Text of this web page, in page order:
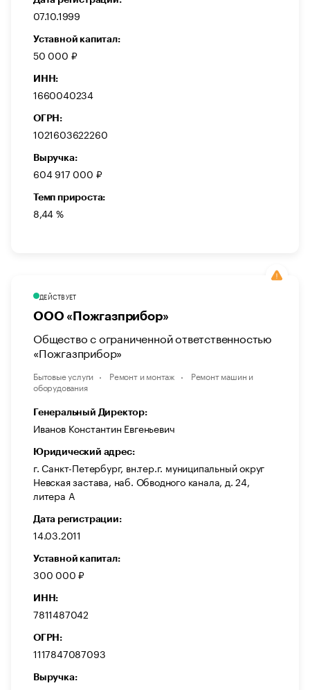
07.10.1999
Уставной капитал:
50 000 ₽
ИНН:
1660040234
ОГРН:
1021603622260
Выручка:
604 917 000 ₽
Темп прироста:
8,44 %
ДЕЙСТВУЕТ
ООО «Пожгазприбор»
Общество с ограниченной ответственностью
«Пожгазприбор»
Бытовые услуги Ремонт и монтаж
Ремонт машин и
оборудования
Генеральный Директор:
Иванов Константин Евгеньевич
Юридический адрес:
г. Санкт-Петербург, вн.тер.г. муниципальный округ
Невская застава, наб. Обводного канала, д. 24,
литера А
Дата регистрации:
14.03.2011
Уставной капитал:
300 000 ₽
ИНН:
7811487042
ОГРН:
1117847087093
Выручка: